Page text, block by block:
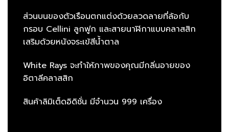
ส่วนบนของตัวเรือนตกแต่งด้วยลวดลายที่ล้อกับ
กรอบ Cellini ลูกฟูก และสายนาฬิกาแบบคลาสสิก
เสริมด้วยหนังจระเข้สีน้ำตาล
White Rays จะทำให้ภาพของคุณมีกลิ่นอายของ
อิตาลีคลาสสิก
สินค้าลิมิเต็ดอิดิชั่น มีจำนวน 999 เครื่อง